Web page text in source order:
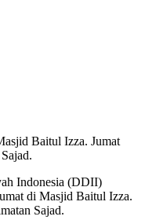
Baitul Izza. Jumat
Indonesia (DDII)
di Masjid Baitul Izza.
Sajad.